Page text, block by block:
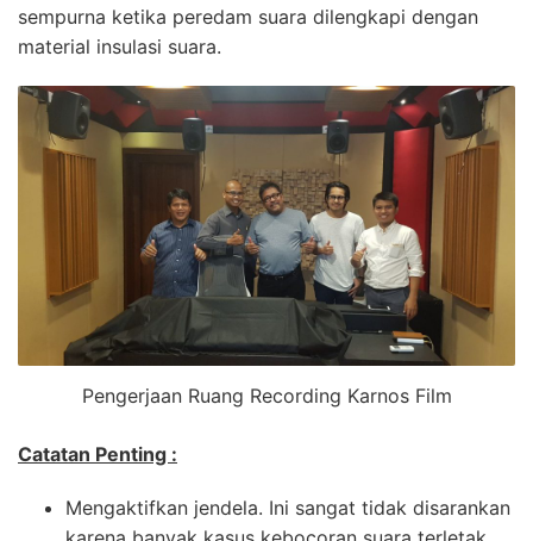
sempurna ketika peredam suara dilengkapi dengan
material insulasi suara.
Pengerjaan Ruang Recording Karnos Film
Catatan Penting :
Mengaktifkan jendela. Ini sangat tidak disarankan